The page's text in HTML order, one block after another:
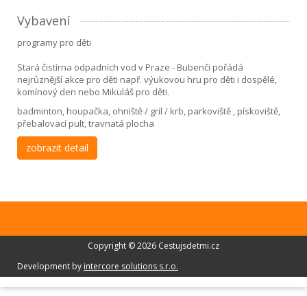
Vybavení
programy pro děti
Stará čistírna odpadních vod v Praze - Bubenči pořádá
nejrůznější akce pro děti např. výukovou hru pro děti i dospělé,
komínový den nebo Mikuláš pro děti.
badminton, houpačka, ohniště / gril / krb, parkoviště , pískoviště,
přebalovací pult, travnatá plocha
zobrazit detail
Copyright © 2026 Cestujsdetmi.cz
Development by intercore solutions s.r.o.